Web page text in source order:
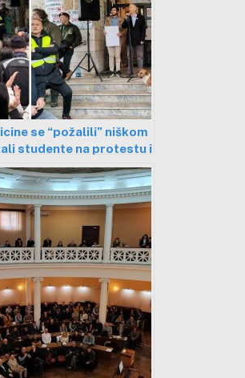
se “požalili” niškom
studente na protestu i
protivzakonito da